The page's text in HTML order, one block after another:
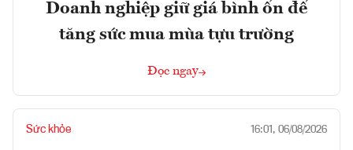
Doanh nghiệp giữ giá bình ổn để
tăng sức mua mùa tựu trường
Đọc ngay
Sức khỏe 16:01, 06/08/2026